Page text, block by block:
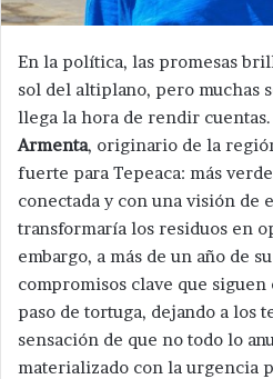
En la política, las promesas
sol del altiplano, pero muchas
llega la hora de rendir
Armenta, originario de la
fuerte para Tepeaca: más
conectada y con una visión de
transformaría los residuos en
embargo, a más de un año de
compromisos clave que
paso de tortuga, dejando a los
sensación de que no todo lo
materializado con la urgencia